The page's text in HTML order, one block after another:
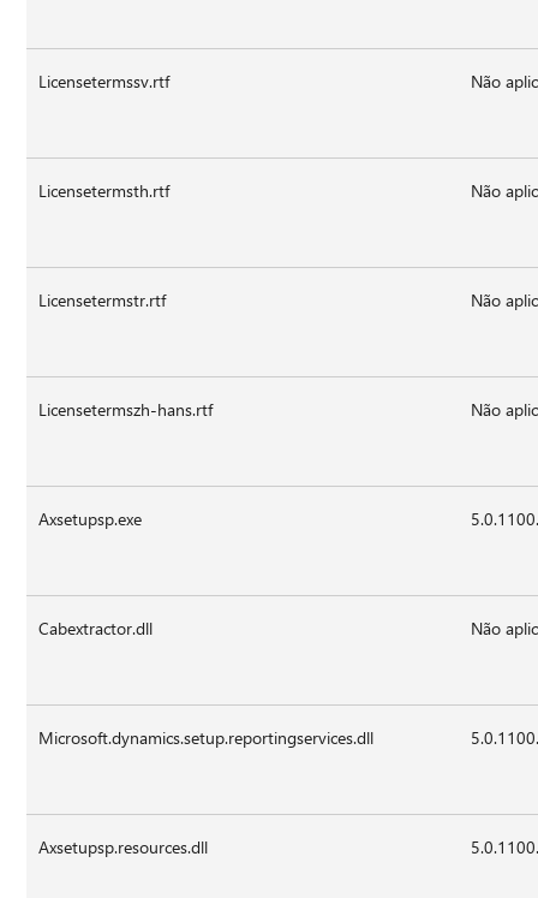
Licensetermssv.rtf Não
Licensetermsth.rtf Não
Licensetermstr.rtf Não
Licensetermszh-hans.rtf Não
Axsetupsp.exe
Cabextractor.dll Não
Microsoft.dynamics.setup.reportingservices.dll
Axsetupsp.resources.dll